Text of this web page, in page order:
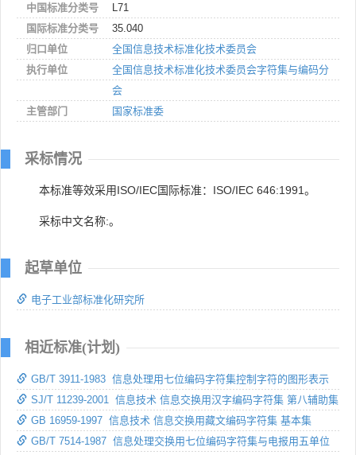
中国标准分类号
L71
国际标准分类号
35.040
归口单位
全国信息技术标准化技术委员会
执行单位
全国信息技术标准化技术委员会字符集与编码分
会
主管部门
国家标准委
采标情况
本标准等效采用ISO/IEC国际标准：ISO/IEC 646:1991。
采标中文名称:。
起草单位
电子工业部标准化研究所
相近标准(计划)
GB/T 3911-1983 信息处理用七位编码字符集控制字符的图形表示
SJ/T 11239-2001 信息技术 信息交换用汉字编码字符集 第八辅助集
GB 16959-1997 信息技术 信息交换用藏文编码字符集 基本集
GB/T 7514-1987 信息处理交换用七位编码字符集与电报用五单位